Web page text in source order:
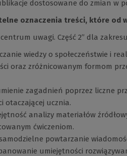
dostosowane do zmian w
oznaczenia treści, które od
centrum uwagi. Część 2” dla
wiedzy o społeczeństwie i
oraz zróżnicowanym formom
zagadnień poprzez liczne
otaczającej ucznia.
analizy materiałów
ćwiczeniom.
powtarzanie
umiejętności